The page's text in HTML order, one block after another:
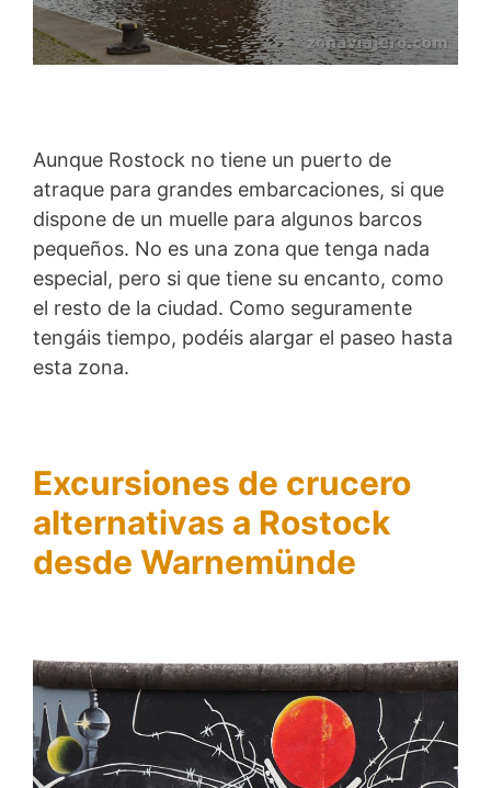
Aunque Rostock no tiene un puerto de
atraque para grandes embarcaciones, si que
dispone de un muelle para algunos barcos
pequeños. No es una zona que tenga nada
especial, pero si que tiene su encanto, como
el resto de la ciudad. Como seguramente
tengáis tiempo, podéis alargar el paseo hasta
esta zona.
Excursiones de crucero
alternativas a Rostock
desde Warnemünde